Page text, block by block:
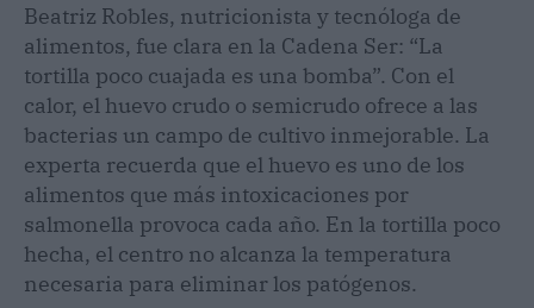
Beatriz Robles, nutricionista y tecnóloga de
alimentos, fue clara en la Cadena Ser: “La
tortilla poco cuajada es una bomba”. Con el
calor, el huevo crudo o semicrudo ofrece a las
bacterias un campo de cultivo inmejorable. La
experta recuerda que el huevo es uno de los
alimentos que más intoxicaciones por
salmonella provoca cada año. En la tortilla poco
hecha, el centro no alcanza la temperatura
necesaria para eliminar los patógenos.